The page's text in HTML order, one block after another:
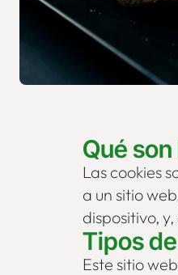
Qué
Las cookies
a un sitio
dispositivo,
Tipos
Este sitio